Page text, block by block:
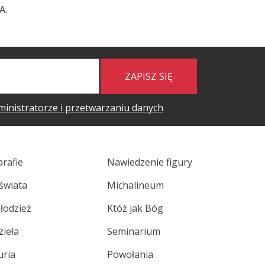
ZAPISZ SIĘ
i przetwarzaniu danych
Nawiedzenie figury
Michalineum
Któż jak Bóg
Seminarium
Powołania